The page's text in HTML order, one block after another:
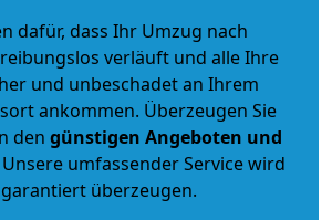
dafür, dass Ihr Umzug nach
verläuft und alle Ihre
und unbeschadet an Ihrem
ankommen. Überzeugen Sie
den günstigen Angeboten und
Unsere umfassender Service wird
garantiert überzeugen.